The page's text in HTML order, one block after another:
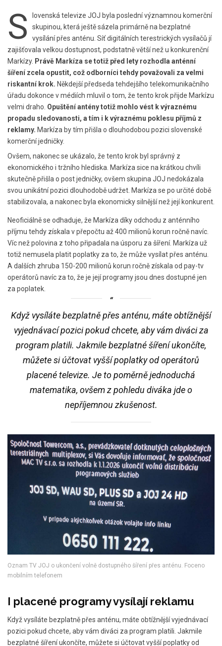
S
lovenská televize JOJ byla poslední významnou komerční
skupinou, která ještě sázela primárně na bezplatné
vysílání přes anténu. Síť digitálních terestrických vysílačů jí
zajišťovala velkou dostupnost, podstatně větší než u konkurenční
Markízy. Právě Markíza se totiž před lety rozhodla anténní
šíření zcela opustit, což odborníci tehdy považovali za velmi
riskantní krok. Někdejší předseda tehdejšího telekomunikačního
úřadu dokonce v médiích mluvil o tom, že tento krok přijde Markízu
velmi draho. Opuštění antény totiž mohlo vést k výraznému
propadu sledovanosti, a tím i k výraznému poklesu příjmů z
reklamy. Markíza by tím přišla o dlouhodobou pozici slovenské
komerční jedničky.
Ovšem, nakonec se ukázalo, že tento krok byl správný z
ekonomického i tržního hlediska. Markíza sice na krátkou chvíli
skutečně přišla o post jedničky, ovšem skupina JOJ nedokázala
svou unikátní pozici dlouhodobě udržet. Markíza se po určité době
stabilizovala, a nakonec byla ekonomicky silnější než její konkurent.
Neoficiálně se odhaduje, že Markíza díky odchodu z anténního
příjmu tehdy získala v přepočtu až 400 milionů korun ročně navíc.
Víc než polovina z toho připadala na úsporu za šíření. Markíza už
totiž nemusela platit poplatky za to, že může vysílat přes anténu.
A dalších zhruba 150-200 milionů korun ročně získala od pay-tv
operátorů navíc za to, že je její programy jsou dnes dostupné jen
za poplatek.
Když vysíláte bezplatně přes anténu, máte obtížnější
vyjednávací pozici pokud chcete, aby vám diváci za
program platili. Jakmile bezplatné šíření ukončíte,
můžete si účtovat vyšší poplatky od operátorů
placené televize. Je to poměrně jednoduchá
matematika, ovšem z pohledu diváka jde o
nepříjemnou zkušenost.
Oznam TV JOJ o ukončení volně dostupného šíření přes anténu. Foceno
mobilním telefonem
I placené programy vysílají reklamu
Když vysíláte bezplatně přes anténu, máte obtížnější vyjednávací
pozici pokud chcete, aby vám diváci za program platili. Jakmile
bezplatné šíření ukončíte, můžete si účtovat vyšší poplatky od